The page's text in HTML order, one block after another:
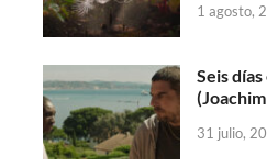
1 agosto,
Seis
31 julio,